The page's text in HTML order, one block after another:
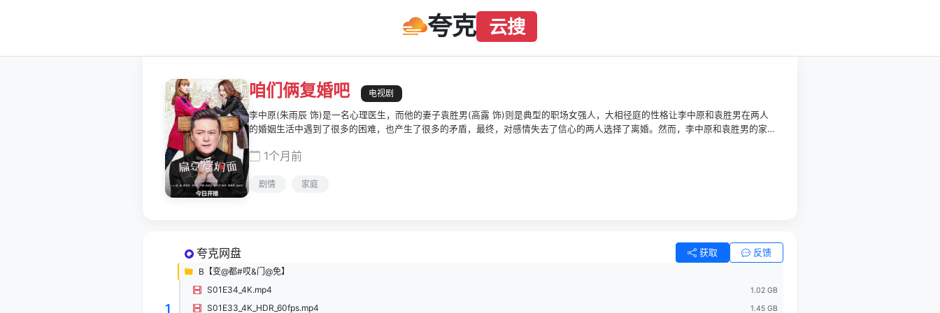
夸克 云搜
咱们俩复婚吧 电视剧
李中原(朱雨辰 饰)是一名心理医生，而他的妻子袁胜男(高露 饰)则是典型的职场女强人，大相径庭的性格让李中原和袁胜男在两人
的婚姻生活中遇到了很多的困难，也产生了很多的矛盾，最终，对感情失去了信心的两人选择了离婚。然而，李中原和袁胜男的家
胜男分别邂逅了韩雯雯(李依伊 饰)和王子荐(迟嘉 饰)，这两个人的出现在短时间内让李中原和袁胜男误以为他们终于寻找到了真
1个月前
剧情 家庭
1
夸克网盘 获取 反馈
B【变@都#哎&门@免】
S01E34_4K.mp4
1.02 GB
S01E33_4K_HDR_60fps.mp4 1.45 GB